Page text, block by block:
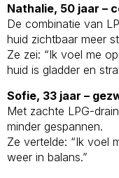
Nathalie, 50 jaar –
De combinatie van
huid zichtbaar meer
Ze zei: “Ik voel me
huid is gladder en
Sofie, 33 jaar –
Met zachte LPG-
minder gespannen.
Ze vertelde: “Ik voel
weer in balans.”